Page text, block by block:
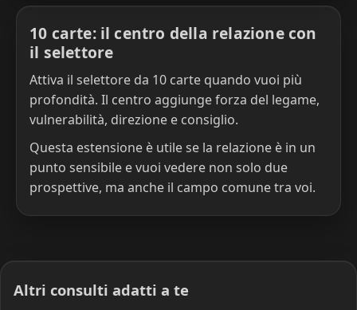
10 carte: il centro della relazione con
il selettore
Attiva il selettore da 10 carte quando vuoi più
profondità. Il centro aggiunge forza del legame,
vulnerabilità, direzione e consiglio.
Questa estensione è utile se la relazione è in un
punto sensibile e vuoi vedere non solo due
prospettive, ma anche il campo comune tra voi.
Altri consulti adatti a te